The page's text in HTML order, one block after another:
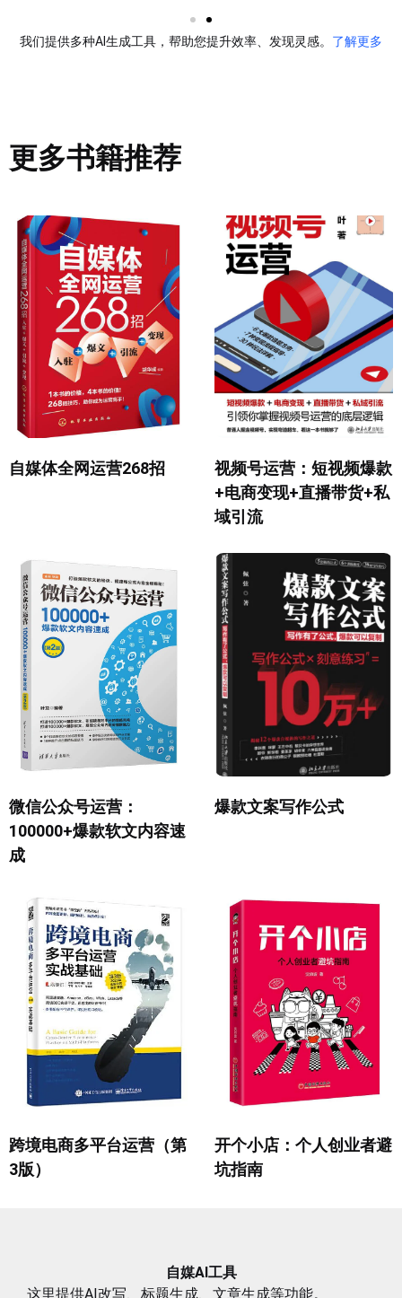
我们提供多种AI生成工具，帮助您提升效率、发现灵感。 了解更多
更多书籍推荐
自媒体全网运营268招
视频号运营：短视频爆款
+电商变现+直播带货+私
域引流
微信公众号运营：
100000+爆款软文内容速
成
爆款文案写作公式
跨境电商多平台运营（第
3版）
开个小店：个人创业者避
坑指南
自媒AI工具
这里提供AI改写、标题生成、文章生成等功能。